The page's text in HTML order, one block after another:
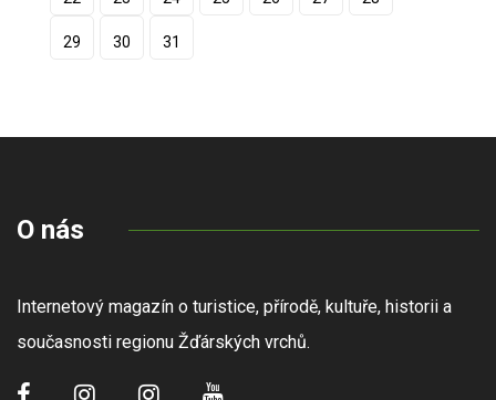
29 30 31
O nás
Internetový magazín o turistice, přírodě, kultuře, historii a
současnosti regionu Žďárských vrchů.